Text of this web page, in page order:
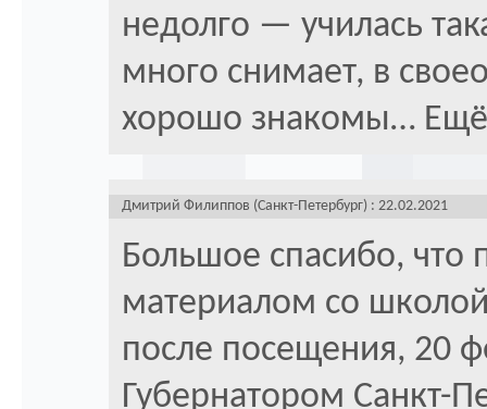
недолго — училась
много снимает, в
хорошо знакомы… Ещё
Дмитрий Филиппов (Санкт-Петербург) : 22.02.2021
Большое спасибо, что
материалом со
после посещения, 20
Губернатором Санкт-